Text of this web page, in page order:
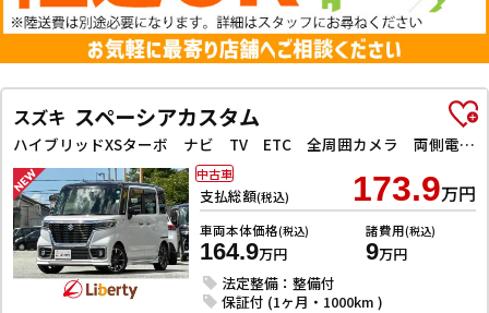
スズキ スペーシアカスタム
ハイブリッドXSターボ ナビ TV ETC 全周囲カメラ 両側電動スライドドア クリアランスソナー レーンアシスト 衝突被害軽減システム アイドリングストップ 電動格納ミラー シートヒーター CVT ESC CD USB
支払総額(税込) 173.9万円
車両本体価格(税込)
164.9万円
諸費用(税込)
9万円
法定整備：整備付
保証付 (1ヶ月・1000km )
中古車